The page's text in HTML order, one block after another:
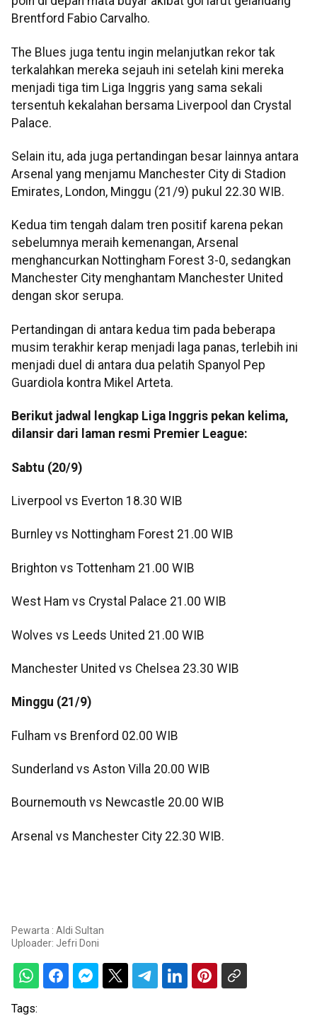
Brentford Fabio Carvalho.
The Blues juga tentu ingin melanjutkan rekor tak
terkalahkan mereka sejauh ini setelah kini mereka
menjadi tiga tim Liga Inggris yang sama sekali
tersentuh kekalahan bersama Liverpool dan Crystal
Palace.
Selain itu, ada juga pertandingan besar lainnya antara
Arsenal yang menjamu Manchester City di Stadion
Emirates, London, Minggu (21/9) pukul 22.30 WIB.
Kedua tim tengah dalam tren positif karena pekan
sebelumnya meraih kemenangan, Arsenal
menghancurkan Nottingham Forest 3-0, sedangkan
Manchester City menghantam Manchester United
dengan skor serupa.
Pertandingan di antara kedua tim pada beberapa
musim terakhir kerap menjadi laga panas, terlebih ini
menjadi duel di antara dua pelatih Spanyol Pep
Guardiola kontra Mikel Arteta.
Berikut jadwal lengkap Liga Inggris pekan kelima,
dilansir dari laman resmi Premier League:
Sabtu (20/9)
Liverpool vs Everton 18.30 WIB
Burnley vs Nottingham Forest 21.00 WIB
Brighton vs Tottenham 21.00 WIB
West Ham vs Crystal Palace 21.00 WIB
Wolves vs Leeds United 21.00 WIB
Manchester United vs Chelsea 23.30 WIB
Minggu (21/9)
Fulham vs Brenford 02.00 WIB
Sunderland vs Aston Villa 20.00 WIB
Bournemouth vs Newcastle 20.00 WIB
Arsenal vs Manchester City 22.30 WIB.
Pewarta : Aldi Sultan
Uploader: Jefri Doni
Tags: